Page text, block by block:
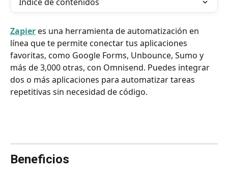
Zapier es una herramienta de automatización en
línea que te permite conectar tus aplicaciones
favoritas, como Google Forms, Unbounce, Sumo y
más de 3,000 otras, con Omnisend. Puedes integrar
dos o más aplicaciones para automatizar tareas
repetitivas sin necesidad de código.
Beneficios